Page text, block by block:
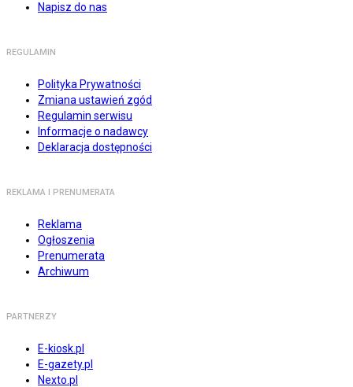
Napisz do nas
REGULAMIN
Polityka Prywatności
Zmiana ustawień zgód
Regulamin serwisu
Informacje o nadawcy
Deklaracja dostępności
REKLAMA I PRENUMERATA
Reklama
Ogłoszenia
Prenumerata
Archiwum
PARTNERZY
E-kiosk.pl
E-gazety.pl
Nexto.pl